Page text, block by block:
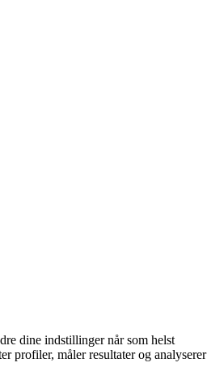
dine indstillinger når som helst
profiler, måler resultater og